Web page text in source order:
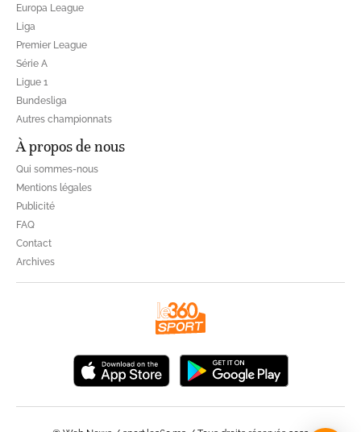
Europa League
Liga
Premier League
Série A
Ligue 1
Bundesliga
Autres championnats
À propos de nous
Qui sommes-nous
Mentions légales
Publicité
FAQ
Contact
Archives